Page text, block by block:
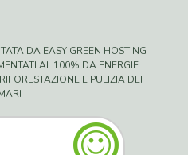
DA EASY GREEN HOSTING
AL 100% DA ENERGIE
E PULIZIA DEI